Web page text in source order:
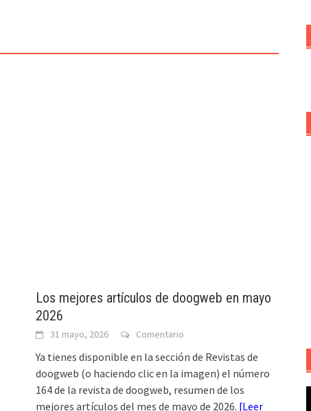
Los mejores artículos de doogweb en mayo
2026
31 mayo, 2026 Comentario
Ya tienes disponible en la sección de Revistas de
doogweb (o haciendo clic en la imagen) el número
164 de la revista de doogweb, resumen de los
mejores artículos del mes de mayo de 2026. [Leer